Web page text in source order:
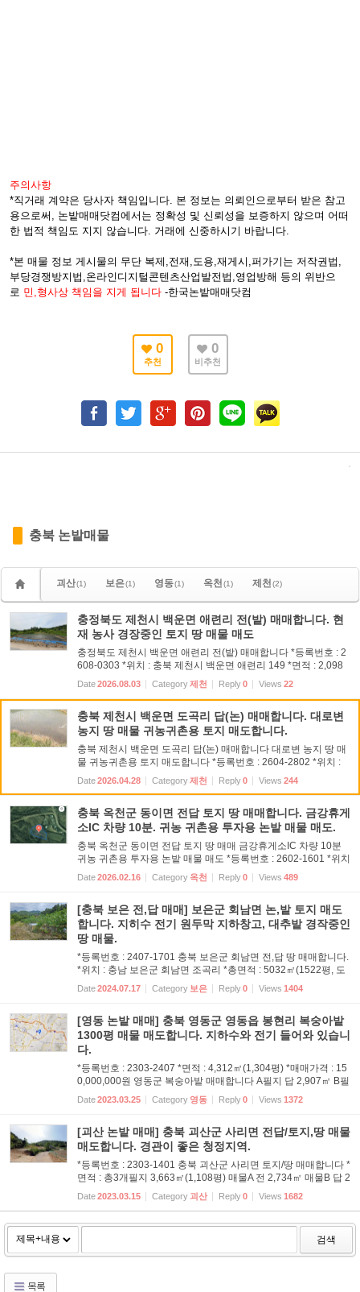
주의사항
*직거래 계약은 당사자 책임입니다. 본 정보는 의뢰인으로부터 받은 참고
용으로써, 논밭매매닷컴에서는 정확성 및 신뢰성을 보증하지 않으며 어떠
한 법적 책임도 지지 않습니다. 거래에 신중하시기 바랍니다.
*본 매물 정보 게시물의 무단 복제,전재,도용,재게시,퍼가기는 저작권법,
부당경쟁방지법,온라인디지털콘텐츠산업발전법,영업방해 등의 위반으
로 민,형사상 책임을 지게 됩니다 -한국논밭매매닷컴
0
추천
0
비추천
충북 논밭매물
괴산(1) 보은(1) 영동(1) 옥천(1) 제천(2)
충정북도 제천시 백운면 애련리 전(밭) 매매합니다. 현
재 농사 경장중인 토지 땅 매물 매도
충정북도 제천시 백운면 애련리 전(밭) 매매합니다 *등록번호 : 2
608-0303 *위치 : 충북 제천시 백운면 애련리 149 *면적 : 2,098
㎡(634평) *매매가격 : 190,000,000원 *네이버 지도 '충북 제천시
백운면 애련리 149'로 검색하시면 도로 바로 옆에 붙...
Date2026.08.03 Category제천 Reply0 Views 22
충북 제천시 백운면 도곡리 답(논) 매매합니다. 대로변
농지 땅 매물 귀농귀촌용 토지 매도합니다.
충북 제천시 백운면 도곡리 답(논) 매매합니다 대로변 농지 땅 매
물 귀농귀촌용 토지 매도합니다 *등록번호 : 2604-2802 *위치 :
충북 제천시 백운면 도곡리 *면적 : 3,345㎡(1004평. 2개필지 합)
*지목 : 답 *지역지구 : 농림지역 가축사육제한구역(일부제한...
Date2026.04.28 Category제천 Reply0 Views 244
충북 옥천군 동이면 전답 토지 땅 매매합니다. 금강휴게
소IC 차량 10분. 귀농 귀촌용 투자용 논밭 매물 매도.
충북 옥천군 동이면 전답 토지 땅 매매 금강휴게소IC 차량 10분
귀농 귀촌용 투자용 논밭 매물 매도 *등록번호 : 2602-1601 *위치
: 충북 옥천군 동이면 우산리 511-1, 511-2 *면적 : 전체 2,049㎡
(620평) 511-1번지 답 396㎡(120평) 511-2번지 전 1,653㎡(50...
Date2026.02.16 Category 옥천 Reply0 Views 489
[충북 보은 전,답 매매] 보은군 회남면 논,밭 토지 매도
합니다. 지히수 전기 원두막 지하창고, 대추밭 경작중인
땅 매물.
*등록번호 : 2407-1701 충북 보은군 회남면 전,답 땅 매매합니다.
*위치 : 충남 보은군 회남면 조곡리 *총면적 : 5032㎡(1522평, 도
로 포함하면 2,000평이 넘습니다) <총3개 필지 내역> 물건A : 지
목 전. 면적 2493㎡ (754평) 물건B : 지목 답, 면적 2063㎡ (...
Date2024.07.17 Category 보은 Reply0 Views 1404
[영동 논밭 매매] 충북 영동군 영동읍 봉현리 복숭아밭
1300평 매물 매도합니다. 지하수와 전기 들어와 있습니
다.
*등록번호 : 2303-2407 *면적 : 4,312㎡(1,304평) *매매가격 : 15
0,000,000원 영동군 복숭아밭 매매합니다 A필지 답 2,907㎡ B필
지 전 347㎡ C필지 전 1,058㎡ 합계 4,312㎡(1,304평) *현재 복
숭아나무 심어져 있습니다 *지하수, 전기 들어와 있습니다. 연
Date2023.03.25 Category 영동 Reply0 Views 1372
[괴산 논밭 매매] 충북 괴산군 사리면 전답/토지,땅 매물
매도합니다. 경관이 좋은 청정지역.
*등록번호 : 2303-1401 충북 괴산군 사리면 토지/땅 매매합니다 *
면적 : 총3개필지 3,663㎡(1,108평) 매물A 전 2,734㎡ 매물B 답 2
41㎡ 매물C 답 688㎡ *매매가격 : 60,000,000원 (6천만원) *주변
산세와 경관이 아름다운 청정 계획관리지역입니다. 연락처 01...
Date2023.03.15 Category 괴산 Reply0 Views 1682
검색
목록